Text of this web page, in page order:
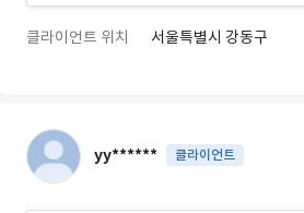
클라이언트 위치 서울특별시 강동구
yy****** 클라이언트